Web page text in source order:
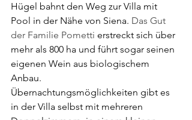
Hügel bahnt den Weg zur Villa mit
Pool in der Nähe von Siena. Das Gut
der Familie Pometti erstreckt sich über
mehr als 800 ha und führt sogar seinen
eigenen Wein aus biologischem
Anbau.
Übernachtungsmöglichkeiten gibt es
in der Villa selbst mit mehreren